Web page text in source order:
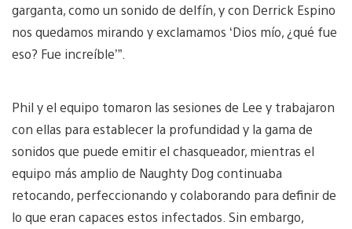
garganta, como un sonido de delfín, y con Derrick Espino
nos quedamos mirando y exclamamos ‘Dios mío, ¿qué fue
eso? Fue increíble’”.
Phil y el equipo tomaron las sesiones de Lee y trabajaron
con ellas para establecer la profundidad y la gama de
sonidos que puede emitir el chasqueador, mientras el
equipo más amplio de Naughty Dog continuaba
retocando, perfeccionando y colaborando para definir de
lo que eran capaces estos infectados. Sin embargo,